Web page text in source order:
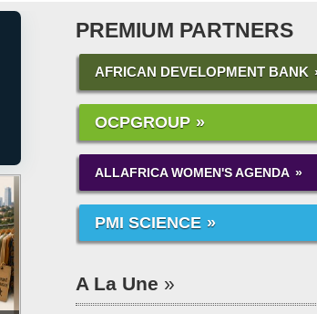
PREMIUM PARTNERS
AFRICAN DEVELOPMENT BANK
OCPGROUP
ALLAFRICA WOMEN'S AGENDA
PMI SCIENCE
A La Une